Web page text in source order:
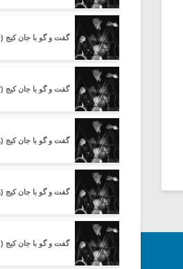
گفت و گو با جان کیج (۶)
گفت و گو با جان کیج (۷)
گفت و گو با جان کیج (۸)
گفت و گو با جان کیج (۹)
گفت و گو با جان کیج (۱۰)